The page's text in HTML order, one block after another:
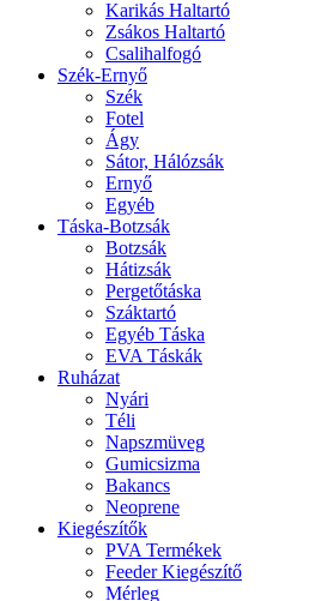
Karikás Haltartó
Zsákos Haltartó
Csalihalfogó
Szék-Ernyő
Szék
Fotel
Ágy
Sátor, Hálózsák
Ernyő
Egyéb
Táska-Botzsák
Botzsák
Hátizsák
Pergetőtáska
Száktartó
Egyéb Táska
EVA Táskák
Ruházat
Nyári
Téli
Napszmüveg
Gumicsizma
Bakancs
Neoprene
Kiegészítők
PVA Termékek
Feeder Kiegészítő
Mérleg